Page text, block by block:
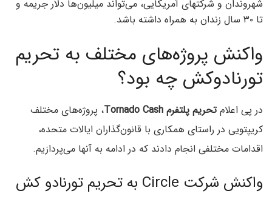
شهروندان و شرکتهای آمریکایی، می‌تواند میلیون‌ها دلار جریمه و
تا ۳۰ سال زندان به همراه داشته باشد.
واکنش پروژه‌های مختلف به تحریم
تورنادوکش چه بود؟
در پی اعلامتحریم پلتفرم Tornado Cash
، پروژه‌های مختلف
کریپتویی در راستای همکاری با قانون‌گذاران ایالات متحده،
اقدامات مختلفی انجام دادند که در ادامه به آنها می‌پردازیم.
واکنش شرکت Circle به تحریم تورنادو کش